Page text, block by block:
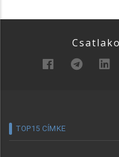
TOP15 CÍMKE